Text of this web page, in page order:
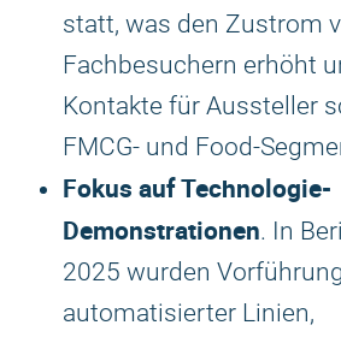
statt, was den Zustrom
Fachbesuchern erhöht
Kontakte für Aussteller
FMCG- und Food-
Fokus auf Technologie-
Demonstrationen. In
2025 wurden
automatisierter Linien,